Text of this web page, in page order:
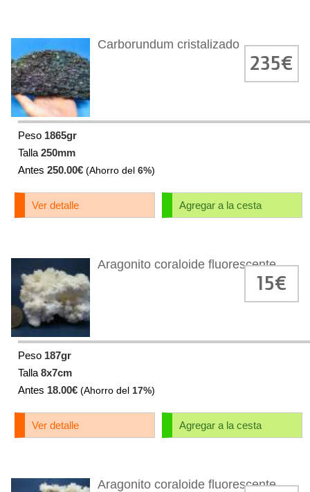
Carborundum cristalizado
235€
Peso 1865gr
Talla 250mm
Antes 250.00€ (Ahorro del 6%)
Agregar a la cesta
Ver detalle
Aragonito coraloide fluorescente
15€
Peso 187gr
Talla 8x7cm
Antes 18.00€ (Ahorro del 17%)
Agregar a la cesta
Ver detalle
Aragonito coraloide fluorescente